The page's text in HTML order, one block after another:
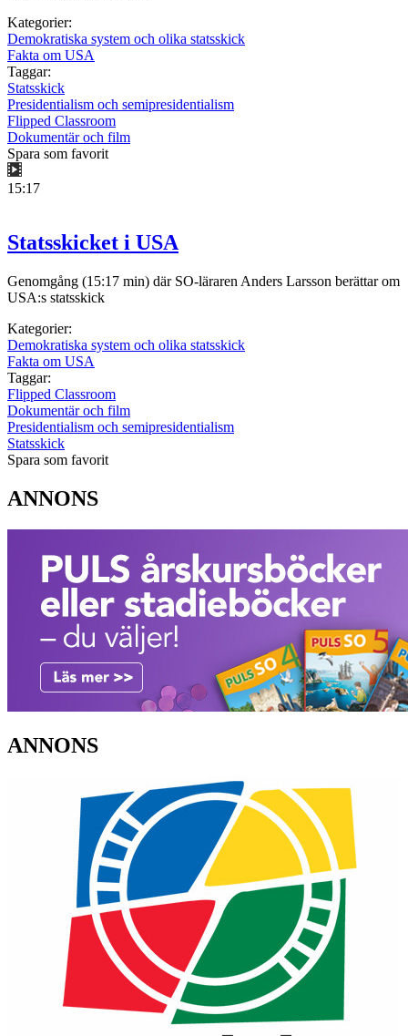
Kategorier:
Demokratiska system och olika statsskick
Fakta om USA
Taggar:
Statsskick
Presidentialism och semipresidentialism
Flipped Classroom
Dokumentär och film
Spara som favorit
15:17
Statsskicket i USA
Genomgång (15:17 min) där SO-läraren Anders Larsson berättar om
USA:s statsskick
Kategorier:
Demokratiska system och olika statsskick
Fakta om USA
Taggar:
Flipped Classroom
Dokumentär och film
Presidentialism och semipresidentialism
Statsskick
Spara som favorit
ANNONS
ANNONS